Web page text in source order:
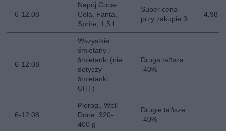
6-12.08
Napój Coca-
Cola, Fanta,
Sprite, 1,5 l
Super cena
przy zakupie 3
4,98
6-12.08
Wszystkie
śmietany i
śmietanki (nie
dotyczy
śmietanki
UHT)
Druga tańsza
-40%
6-12.08
Pierogi, Well
Done, 320-
400 g
Drugie tańsze
-40%